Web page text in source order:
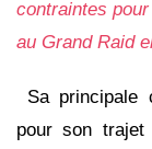
contraintes
au Grand Raid
Sa principale
pour son trajet